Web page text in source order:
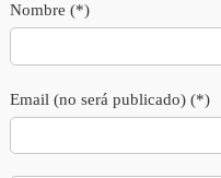
Nombre (*)
Email (no será publicado) (*)